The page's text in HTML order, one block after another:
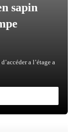
sapin
a l’étage a